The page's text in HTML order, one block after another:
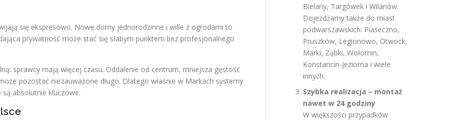
się ekspresowo. Nowe domy jednorodzinne i wille z ogrodami to
prywatność może stać się słabym punktem bez profesjonalnego
sprawcy mają więcej czasu. Oddalenie od centrum, mniejsza gęstość
pozostać niezauważone długo. Dlatego właśnie w Markach systemy
absolutnie kluczowe.
Bielany, Targówek i Wilanów.
Dojeżdżamy także do miast
podwarszawskich: Piaseczno,
Pruszków, Legionowo, Otwock,
Marki, Ząbki, Wołomin,
Konstancin-Jeziorna i wiele
innych.
Szybka realizacja – montaż
nawet w 24 godziny
W większości przypadków